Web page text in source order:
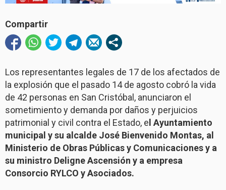
Compartir
Los representantes legales de 17 de los afectados de
la explosión que el pasado 14 de agosto cobró la vida
de 42 personas en San Cristóbal, anunciaron el
sometimiento y demanda por daños y perjuicios
patrimonial y civil contra el Estado, el Ayuntamiento
municipal y su alcalde José Bienvenido Montas, al
Ministerio de Obras Públicas y Comunicaciones y a
su ministro Deligne Ascensión y a empresa
Consorcio RYLCO y Asociados.